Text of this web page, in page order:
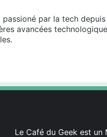
par la tech
avancées
Le Café du Geek est